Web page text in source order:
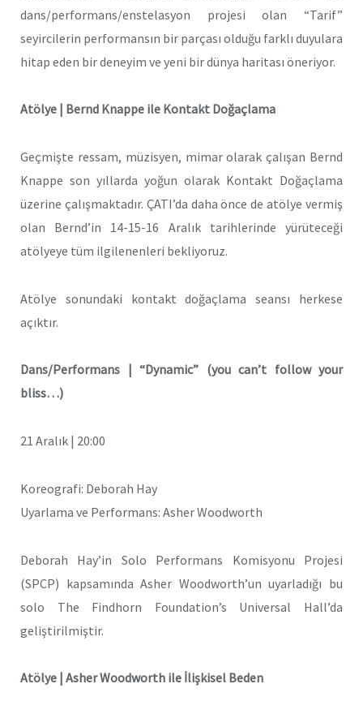
dans/performans/enstelasyon projesi olan “Tarif”
seyircilerin performansın bir parçası olduğu farklı duyulara
hitap eden bir deneyim ve yeni bir dünya haritası öneriyor.
Atölye | Bernd Knappe ile Kontakt Doğaçlama
Geçmişte ressam, müzisyen, mimar olarak çalışan Bernd
Knappe son yıllarda yoğun olarak Kontakt Doğaçlama
üzerine çalışmaktadır. ÇATI’da daha önce de atölye vermiş
olan Bernd’in 14-15-16 Aralık tarihlerinde yürüteceği
atölyeye tüm ilgilenenleri bekliyoruz.
Atölye sonundaki kontakt doğaçlama seansı herkese
açıktır.
Dans/Performans | “Dynamic” (you can’t follow your
bliss…)
21 Aralık | 20:00
Koreografi: Deborah Hay
Uyarlama ve Performans: Asher Woodworth
Deborah Hay’in Solo Performans Komisyonu Projesi
(SPCP) kapsamında Asher Woodworth’un uyarladığı bu
solo The Findhorn Foundation’s Universal Hall’da
geliştirilmiştir.
Atölye | Asher Woodworth ile İlişkisel Beden